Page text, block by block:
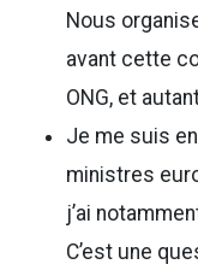
Nous
avant cette
ONG, et
Je me suis
ministres
j’ai
C’est une